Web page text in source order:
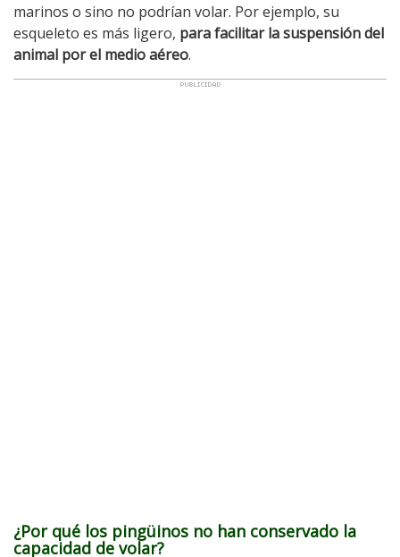
marinos o sino no podrían volar. Por ejemplo, su
esqueleto es más ligero, para facilitar la suspensión del
animal por el medio aéreo.
¿Por qué los pingüinos no han conservado la
capacidad de volar?